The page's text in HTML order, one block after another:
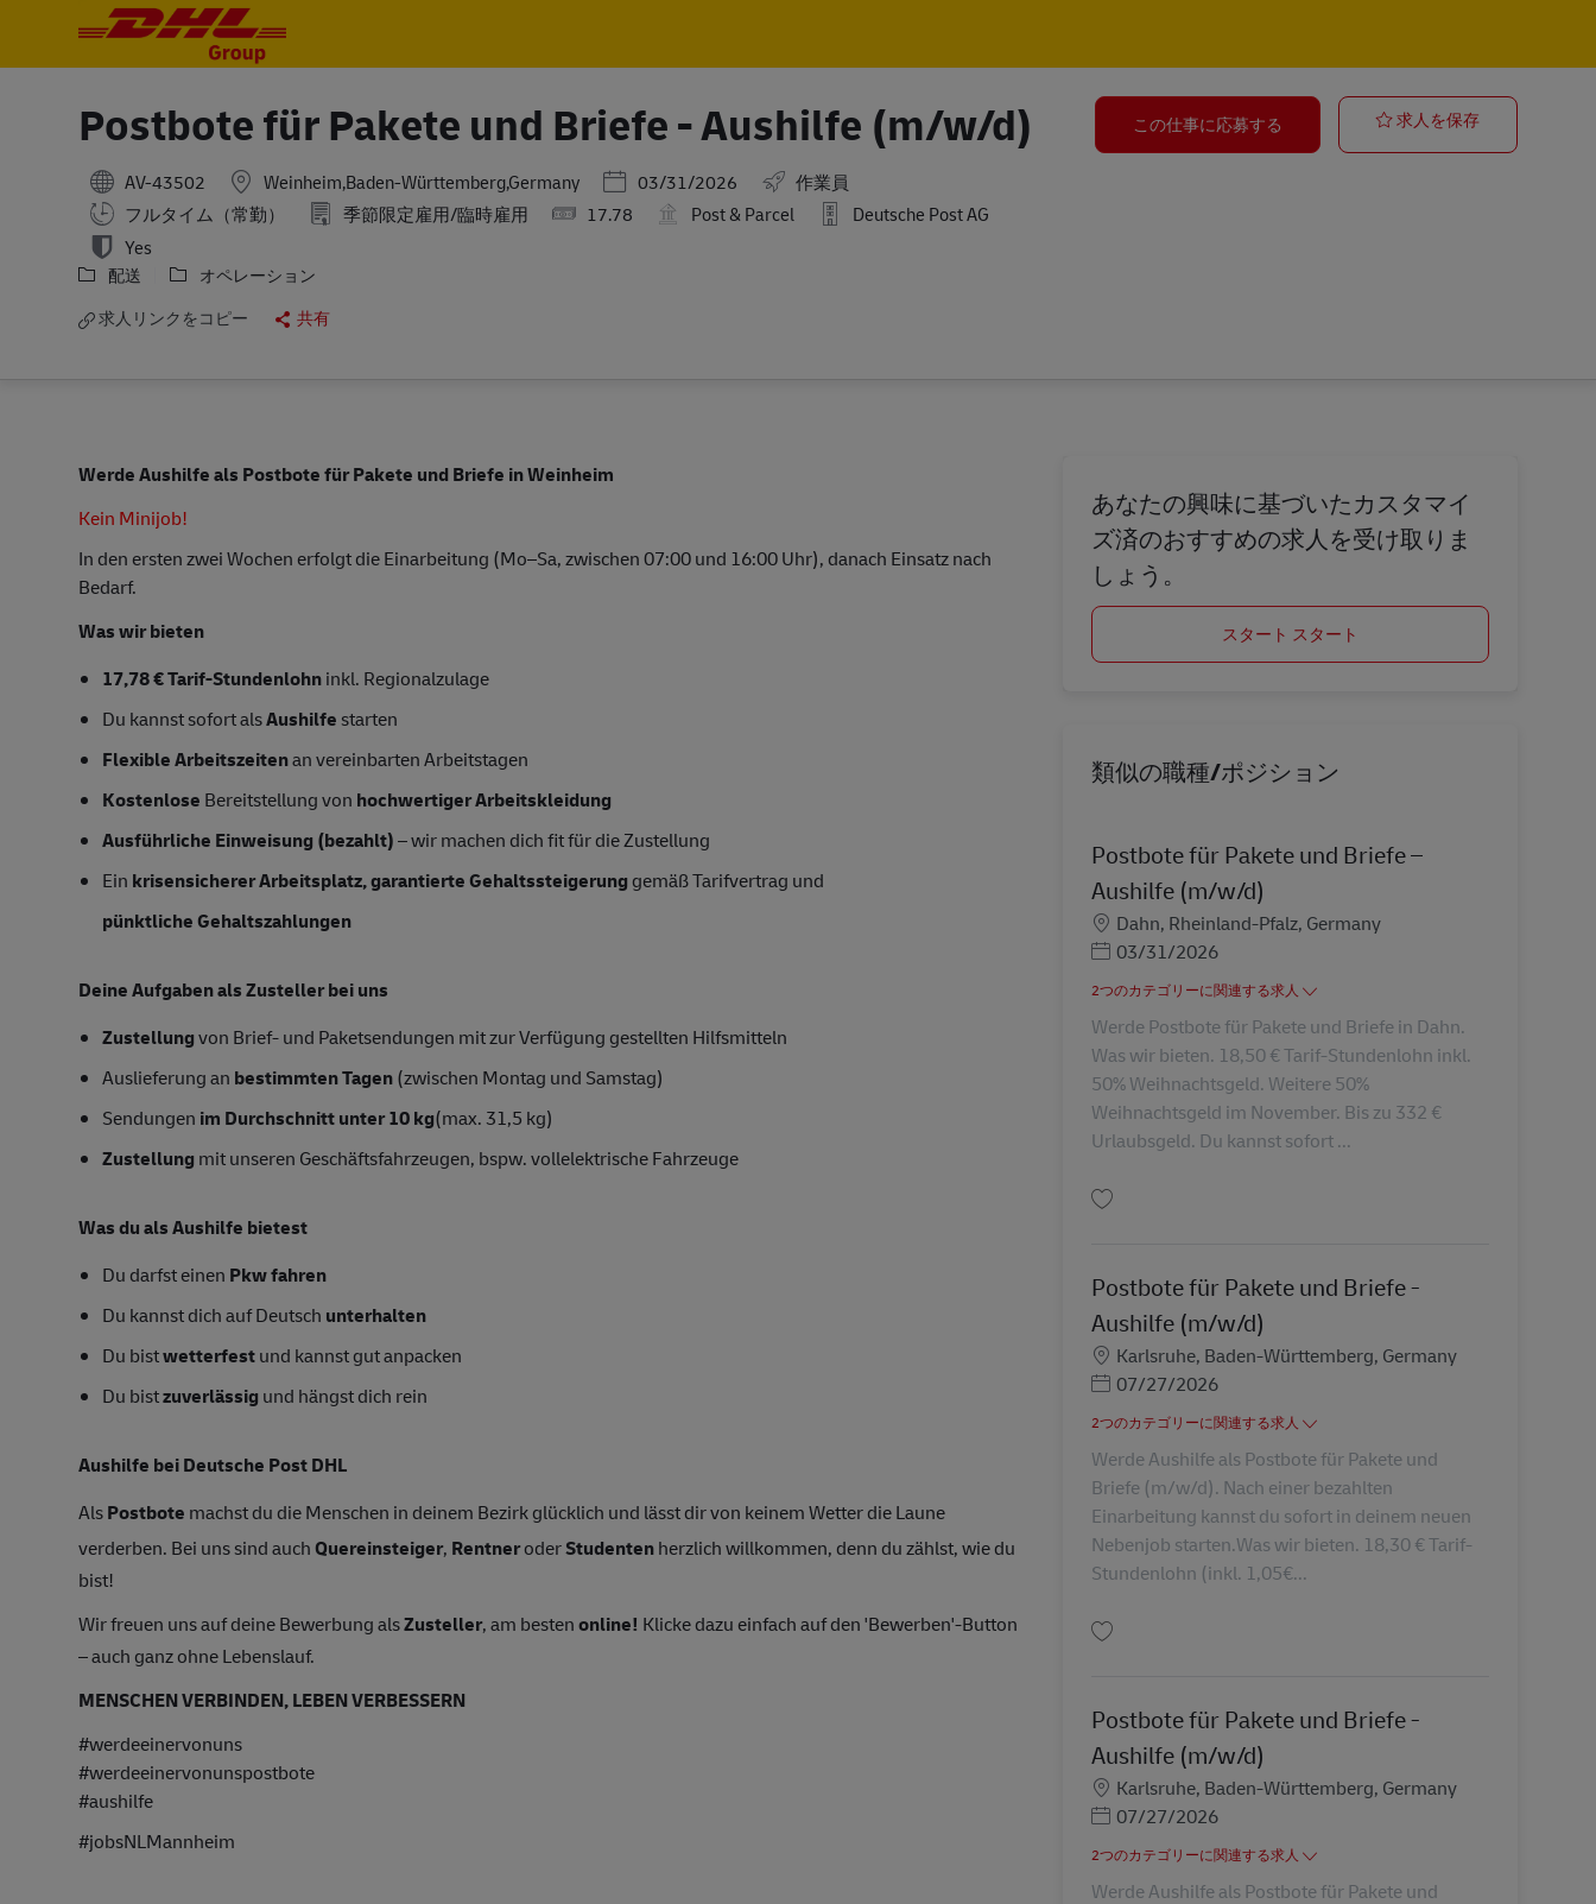
Postbote für Pakete und Briefe - Aushilfe (m/w/d)
AV-43502 Weinheim,Baden-Württemberg,Germany Posted Date
03/31/2026
作業員
フルタイム（常勤）
季節限定雇用/臨時雇用 17.78 Post & Parcel
Deutsche Post AG
Yes
配送
オペレーション
求人リンクをコピー
共有
この仕事に応募する 求人を保存
Werde Aushilfe als Postbote für Pakete und Briefe in Weinheim
Kein Minijob!
In den ersten zwei Wochen erfolgt die Einarbeitung (Mo–Sa, zwischen 07:00 und 16:00 Uhr), danach Einsatz nach
Bedarf.
Was wir bieten
17,78 € Tarif-Stundenlohninkl. Regionalzulage
Du kannst sofort alsAushilfestarten
Flexible Arbeitszeitenan vereinbarten Arbeitstagen
Kostenlose Bereitstellung von hochwertiger Arbeitskleidung
Ausführliche Einweisung (bezahlt)– wir machen dich fit für die Zustellung
Ein krisensicherer Arbeitsplatz, garantierte Gehaltssteigerung gemäß Tarifvertrag und
pünktliche Gehaltszahlungen
Deine Aufgaben als Zusteller bei uns
Zustellungvon Brief- und Paketsendungen mit zur Verfügung gestellten Hilfsmitteln
Auslieferung an bestimmten Tagen(zwischen Montag und Samstag)
Sendungen im Durchschnitt unter 10 kg(max. 31,5 kg)
Zustellung mit unseren Geschäftsfahrzeugen, bspw. vollelektrische Fahrzeuge
Was du als Aushilfe bietest
Du darfst einen Pkw fahren
Du kannst dich auf Deutsch unterhalten
Du bistwetterfestund kannst gut anpacken
Du bistzuverlässig und hängst dich rein
Aushilfe bei Deutsche Post DHL
AlsPostbote machst du die Menschen in deinem Bezirk glücklich und lässt dir von keinem Wetter die Laune
verderben. Bei uns sind auchQuereinsteiger, RentneroderStudentenherzlich willkommen, denn du zählst, wie du
bist!
Wir freuen uns auf deine Bewerbung alsZusteller, am bestenonline! Klicke dazu einfach auf den 'Bewerben'-Button
– auch ganz ohne Lebenslauf.
MENSCHEN VERBINDEN, LEBEN VERBESSERN
#werdeeinervonuns
#werdeeinervonunspostbote
#aushilfe
#jobsNLMannheim
あなたの興味に基づいたカスタマイ
ズ済のおすすめの求人を受け取りま
しょう。
スタート スタート
類似の職種/ポジション
Postbote für Pakete und Briefe –
Aushilfe (m/w/d)
勤務地
Dahn, Rheinland-Pfalz, Germany
Posted Date
03/31/2026
2つのカテゴリーに関連する求人
Werde Postbote für Pakete und Briefe in Dahn.
Was wir bieten. 18,50 € Tarif-Stundenlohn inkl.
50% Weihnachtsgeld. Weitere 50%
Weihnachtsgeld im November. Bis zu 332 €
Urlaubsgeld. Du kannst sofort ...
Postbote für Pakete und Briefe -
Aushilfe (m/w/d)
勤務地
Karlsruhe, Baden-Württemberg, Germany
Posted Date
07/27/2026
2つのカテゴリーに関連する求人
Werde Aushilfe als Postbote für Pakete und
Briefe (m/w/d). Nach einer bezahlten
Einarbeitung kannst du sofort in deinem neuen
Nebenjob starten.Was wir bieten. 18,30 € Tarif-
Stundenlohn (inkl. 1,05€...
Postbote für Pakete und Briefe -
Aushilfe (m/w/d)
勤務地
Karlsruhe, Baden-Württemberg, Germany
Posted Date
07/27/2026
2つのカテゴリーに関連する求人
Werde Aushilfe als Postbote für Pakete und